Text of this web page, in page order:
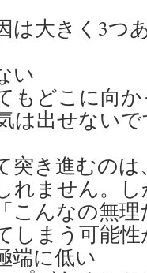
は大きく3つ
い
もどこに向
は出せない
突き進むの
れません。
こんなの無
しまう可能
端に低い